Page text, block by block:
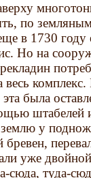
по
в 1730 году
Но на
весь
была
штабелей
землю у
уже
сюда, туда-